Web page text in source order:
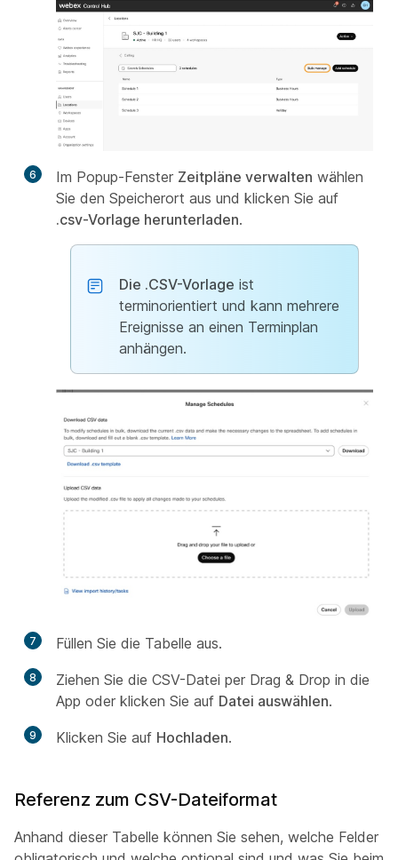
6 Im Popup-Fenster Zeitpläne verwalten wählen
Sie den Speicherort aus und klicken Sie auf
.csv-Vorlage herunterladen.
Die .CSV-Vorlage ist
terminorientiert und kann mehrere
Ereignisse an einen Terminplan
anhängen.
7 Füllen Sie die Tabelle aus.
8
Ziehen Sie die CSV-Datei per Drag & Drop in die
App oder klicken Sie auf Datei auswählen.
9 Klicken Sie auf Hochladen.
Referenz zum CSV-Dateiformat
Anhand dieser Tabelle können Sie sehen, welche Felder